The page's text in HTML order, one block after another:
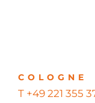
COLOGNE
T +49 221 355